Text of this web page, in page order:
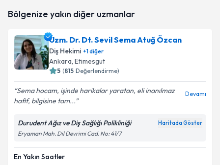
Bölgenize yakın diğer uzmanlar
Uzm. Dr. Dt. Sevil Sema Atuğ Özcan
Diş Hekimi +1diğer
Ankara, Etimesgut
5 (815 Değerlendirme)
Sema hocam, işinde harikalar yaratan, eli inanılmaz
hafif, bilgisine tam...
Devamı
Durudent Ağız ve Diş Sağlığı Polikliniği Haritada Göster
Eryaman Mah. Dil Devrimi Cad. No: 41/7
En Yakın Saatler